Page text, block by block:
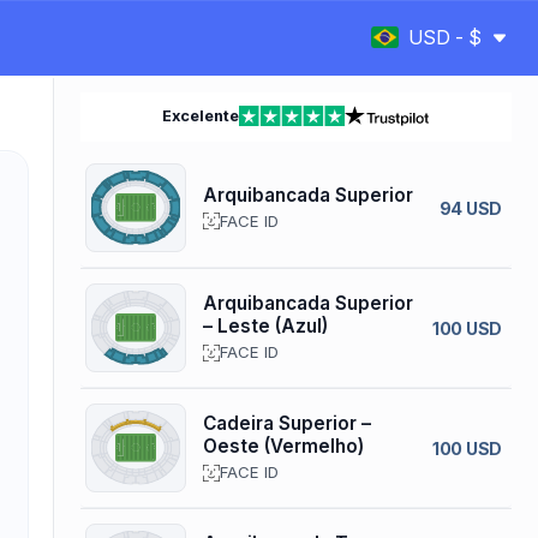
USD - $
Excelente
Arquibancada Superior
FACE ID
94 USD
Arquibancada Superior
– Leste (Azul)
FACE ID
100 USD
Cadeira Superior –
Oeste (Vermelho)
FACE ID
100 USD